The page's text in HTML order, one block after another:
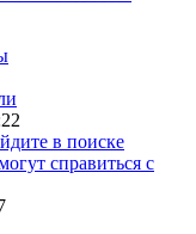
в поиске
справиться с